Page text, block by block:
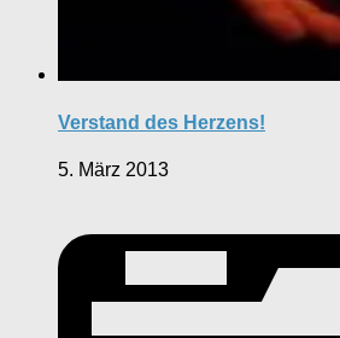
Verstand des Herzens!
5. März 2013